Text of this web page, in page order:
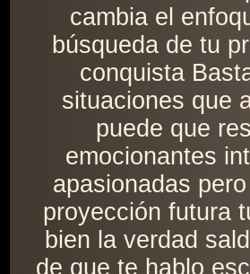
cambia el
búsqueda de tu
conquista
situaciones que
puede que
emocionantes
apasionadas
proyección futura
bien la verdad
de que te hablo